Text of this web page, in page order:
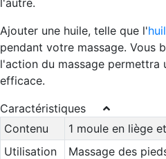
l'autre.
Ajouter une huile, telle que l'
pendant votre massage. Vous
l'action du massage permettra
efficace.
Caractéristiques
Contenu
1 moule en liège
Utilisation
Massage des